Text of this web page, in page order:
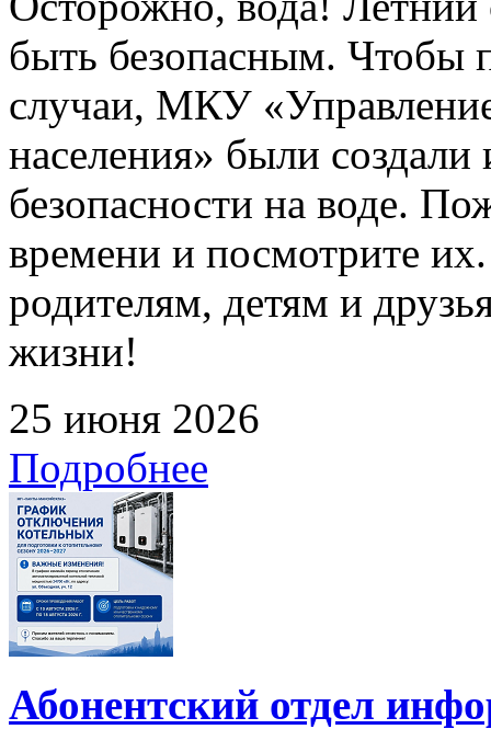
быть безопасным. Чтобы
случаи, МКУ
населения» были
безопасности на воде.
времени и посмотрите
родителям, детям и
жизни!
25 июня 2026
Подробнее
Абонентский отдел